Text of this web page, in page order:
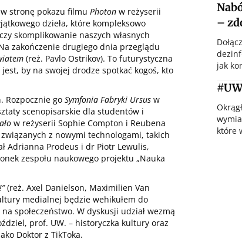
stronę pokazu filmu Photon w reżyserii
dzieła, które kompleksowo
skomplikowanie naszych własnych
zakończenie drugiego dnia przeglądu
(reż. Pavlo Ostrikov). To futurystyczna
by na swojej drodze spotkać kogoś, kto
Rozpocznie go Symfonia Fabryki Ursus w
scenopisarskie dla studentów i
w reżyserii Sophie Compton i Reubena
z nowymi technologami, takich
Adrianna Prodeus i dr Piotr Lewulis,
zespołu naukowego projektu „Nauka
(reż. Axel Danielson, Maximilien Van
medialnej będzie wehikułem do
społeczeństwo. W dyskusji udział wezmą
prof. UW. – historyczka kultury oraz
Doktor z TikToka.
–
jak
które